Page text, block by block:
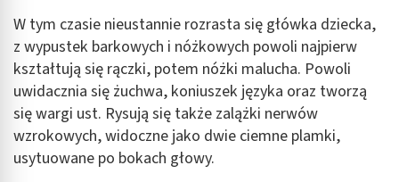
W tym czasie nieustannie rozrasta się główka dziecka,
z wypustek barkowych i nóżkowych powoli najpierw
kształtują się rączki, potem nóżki malucha. Powoli
uwidacznia się żuchwa, koniuszek języka oraz tworzą
się wargi ust. Rysują się także zalążki nerwów
wzrokowych, widoczne jako dwie ciemne plamki,
usytuowane po bokach głowy.